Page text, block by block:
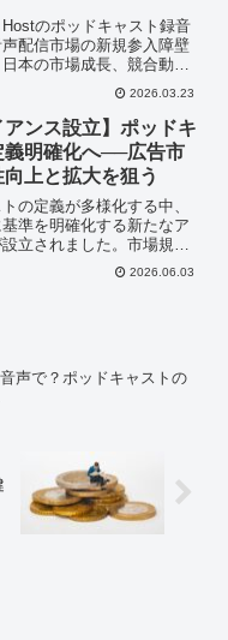
のポッドキャスト録音
配信市場の新規参入障壁
本の市場成長、競合動
を分析し、クリエイターエ
性化と課題を解説します。
2026.03.23
アンス設立】ポッドキ
義明確化へ──広告市
上と拡大を狙う
の定義が多様化する中、
準を明確化する新たなア
立されました。市場規模
定基準の標準化が狙いで
2026.06.03
声で？ポッドキャストの